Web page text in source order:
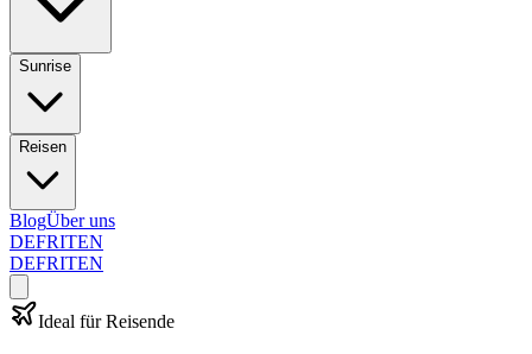
Sunrise
Reisen
BlogÜber uns
DEFRITEN
DEFRITEN
Ideal für Reisende